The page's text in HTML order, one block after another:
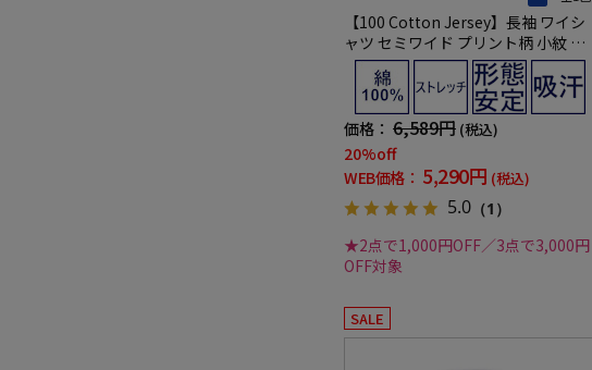
【100 Cotton Jersey】長袖 ワイシ
ャツ セミワイド プリント柄 小紋 サ
ックス 綿100％ リッケンバッカー 通
価格： 6,589円 (税込)
20%off
WEB価格： 5,290円 (税込)
5.0 （1）
★2点で1,000円OFF／3点で3,000円
OFF対象
SALE